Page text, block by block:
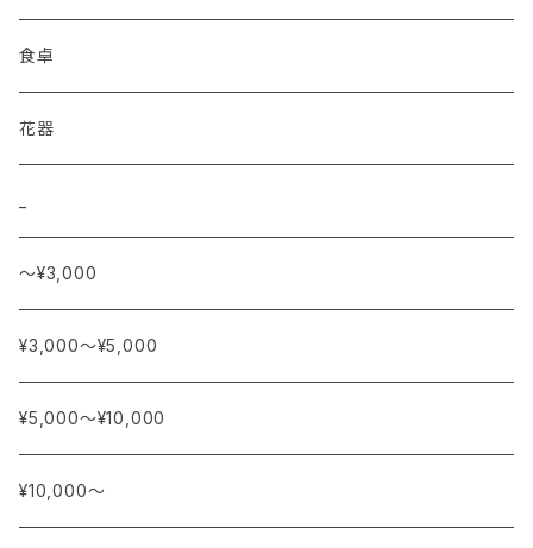
食卓
花器
〜¥3,000
¥3,000〜¥5,000
¥5,000〜¥10,000
¥10,000〜